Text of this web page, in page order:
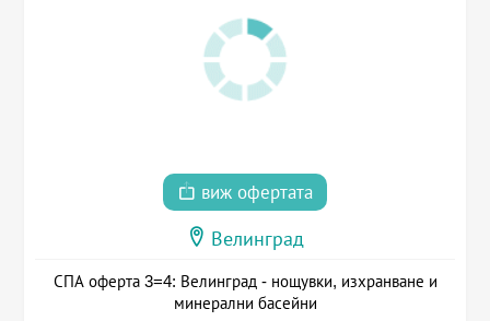
виж офертата
Велинград
СПА оферта 3=4: Велинград - нощувки, изхранване и
минерални басейни